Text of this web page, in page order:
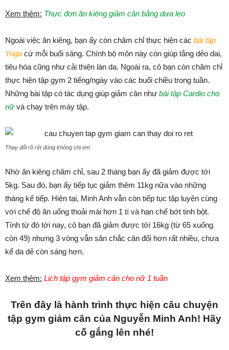
Xem thêm: Thực đơn ăn kiêng giảm cân bằng dưa leo
Ngoài việc ăn kiêng, bạn ấy còn chăm chỉ thực hiện các bài tập
Yoga cứ mỗi buổi sáng. Chính bộ môn này còn giúp tằng dẻo dai,
tiêu hóa cũng như cải thiện làn da. Ngoài ra, cô bạn còn chăm chỉ
thực hiện tập gym 2 tiếng/ngày vào các buổi chiều trong tuần.
Những bài tập có tác dụng giúp giảm cân như bài tập Cardio cho
nữvà chạy trên máy tập.
Thay đổi rõ rệt đúng không chị em
Nhờ ăn kiêng chăm chỉ, sau 2 tháng bạn ấy đã giảm được tới
5kg. Sau đó, bạn ấy tiếp tục giảm thêm 11kg nữa vào những
tháng kế tiếp. Hiện tại, Minh Anh vẫn còn tiếp tục tập luyện cùng
với chế độ ăn uống thoải mái hơn 1 tí và hạn chế bớt tinh bột.
Tính từ đó tới nay, cô bạn đã giảm được tới 16kg (từ 65 xuống
còn 49) nhưng 3 vòng vẫn săn chắc cân đối hơn rất nhiều, chưa
kể da dẻ còn sáng hơn.
Xem thêm: Lịch tập gym giảm cân cho nữ 1 tuần
Trên đây là hành trình thực hiện câu chuyện
tập gym giảm cân của Nguyễn Minh Anh! Hãy
cố gắng lên nhé!